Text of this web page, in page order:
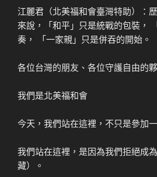
江麗君（北美福和會臺灣特助）：
來說，「和平」只是統戰的包裝，
奏， 「一家親」只是併吞的開始。
各位台灣的朋友、各位守護自由的
我們是北美福和會
今天，我們站在這裡，不只是參加
我們站在這裡，是因為我們拒絕成
藏）。